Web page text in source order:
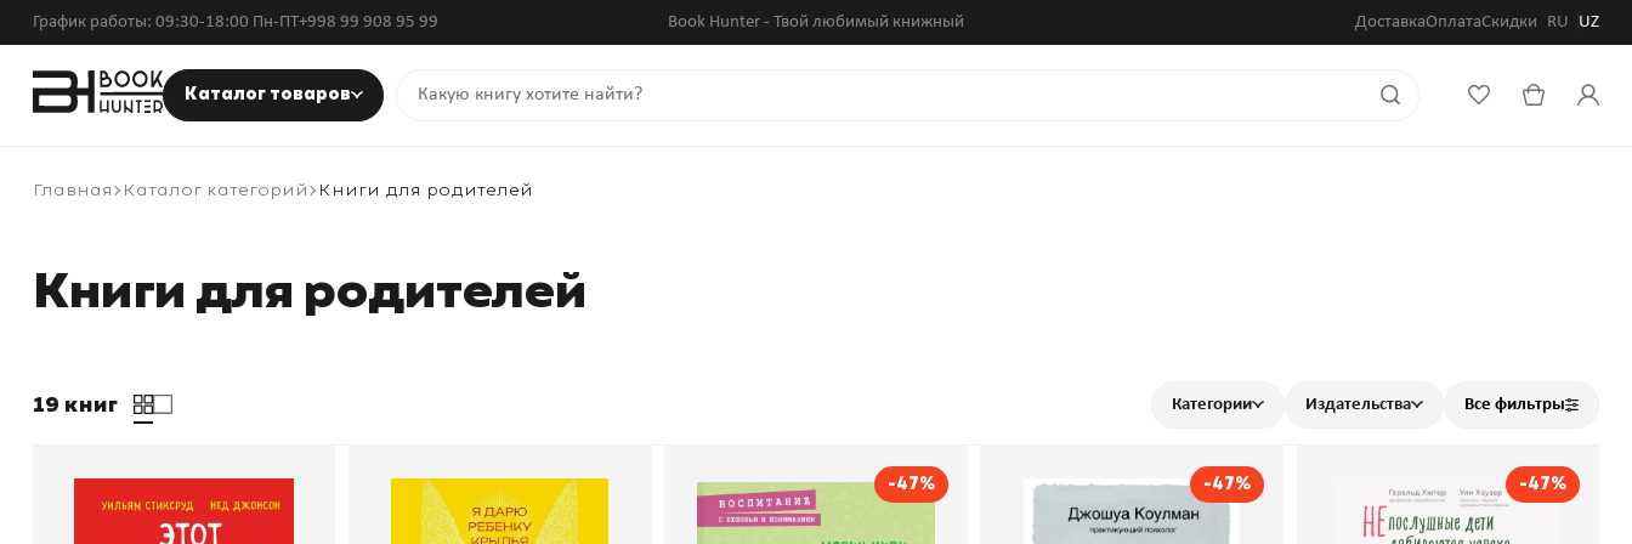
График работы: 09:30-18:00 Пн-ПТ+998 99 908 95 99 Book Hunter - Твой любимый книжный ДоставкаОплатаСкидки RU UZ
Каталог товаров
Главная Каталог категорий Книги для родителей
Книги для родителей
19 книг Категории Издательства Все фильтры
Этот подросток сведет
Самостоятельные дети.
-47%
Детские истерики, гнев,
-47%
Родители и взрослые
-47%
Непослушные дети